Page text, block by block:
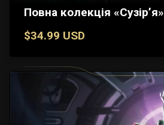
Повна колекція «Сузір’я»
$34.99 USD